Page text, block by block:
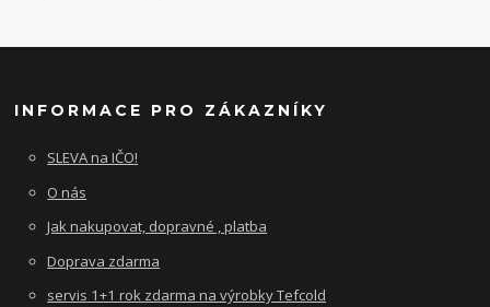
INFORMACE PRO ZÁKAZNÍKY
SLEVA na IČO!
O nás
Jak nakupovat, dopravné , platba
Doprava zdarma
servis 1+1 rok zdarma na výrobky Tefcold